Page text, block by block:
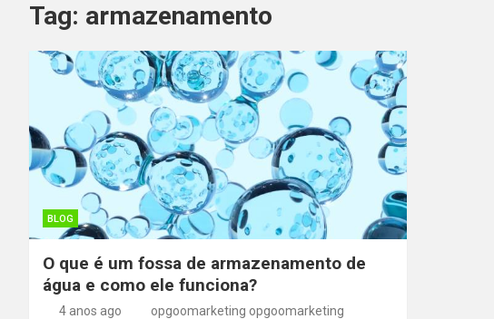
Tag: armazenamento
BLOG
O que é um fossa de armazenamento de
água e como ele funciona?
4 anos ago
opgoomarketing opgoomarketing